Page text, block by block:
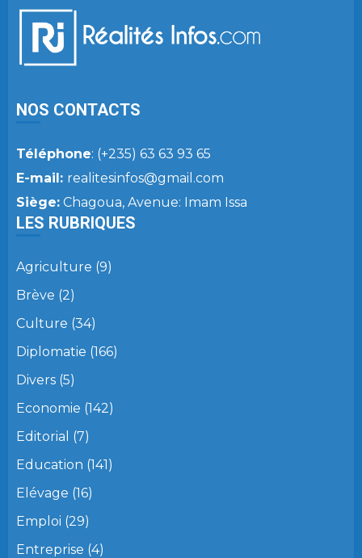
NOS CONTACTS
Téléphone: (+235) 63 63 93 65
E-mail: realitesinfos@gmail.com
Siège: Chagoua, Avenue: Imam Issa
LES RUBRIQUES
Agriculture (9)
Brève (2)
Culture (34)
Diplomatie (166)
Divers (5)
Economie (142)
Editorial (7)
Education (141)
Elévage (16)
Emploi (29)
Entreprise (4)